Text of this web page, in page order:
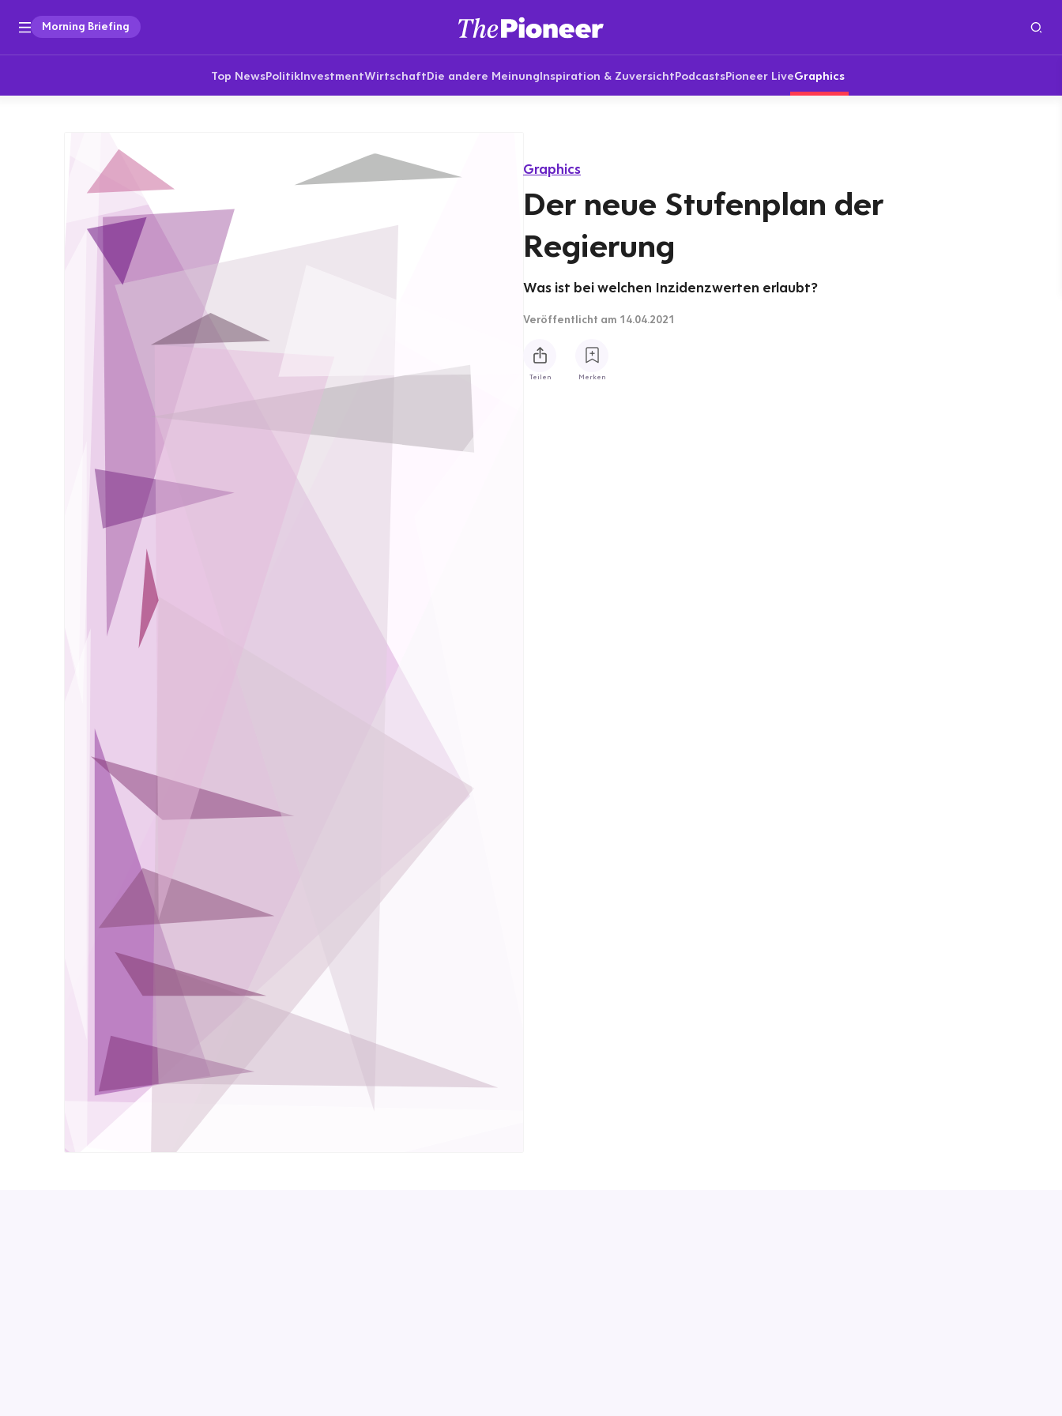
Morning Briefing
Top NewsPolitikInvestmentWirtschaftDie andere MeinungInspiration & ZuversichtPodcastsPioneer LiveGraphics
Graphics
Der neue Stufenplan der
Regierung
Was ist bei welchen Inzidenzwerten erlaubt?
Veröffentlicht am 14.04.2021
Teilen Merken